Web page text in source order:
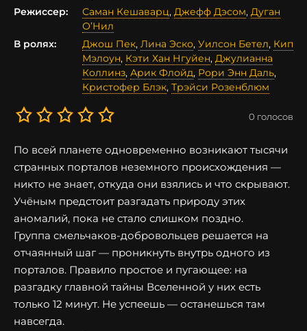
Режиссер:
Саман Кешаварц, Джефф Дэсом, Дуган
О’Нил
В ролях:
Джош Пек, Лина Эско, Уилсон Бетел, Кип
Мэлоун, Кэти Хан Нгуйен, Джулианна
Коллинз, Арик Флойд, Рори Энн Даль,
Кристофер Блэк, Трэйси Розенблюм
0 голосов
По всей планете одновременно возникают тысячи
странных порталов неземного происхождения —
никто не знает, откуда они взялись и что скрывают.
Учёным предстоит разгадать природу этих
аномалий, пока не стало слишком поздно.
Группа смельчаков-добровольцев решается на
отчаянный шаг — проникнуть внутрь одного из
порталов. Правило простое и пугающее: на
разгадку главной тайны Вселенной у них есть
только 12 минут. Не успеешь — останешься там
навсегда.